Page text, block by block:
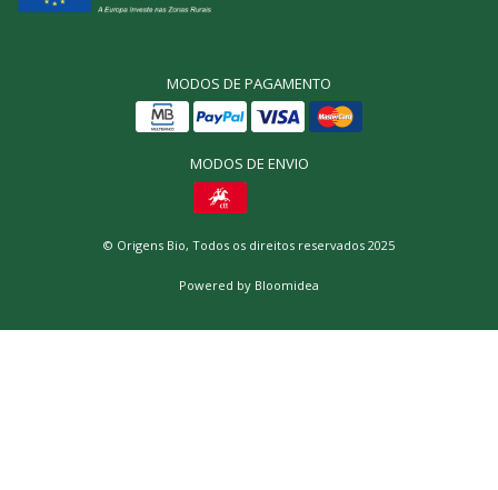
MODOS DE PAGAMENTO
MODOS DE ENVIO
© Origens Bio, Todos os direitos reservados 2025
Powered by Bloomidea